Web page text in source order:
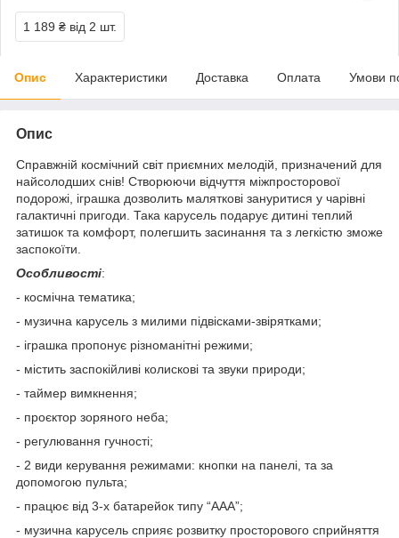
1 189 ₴ від 2 шт.
Опис Характеристики Доставка Оплата Умови
Опис
Справжній космічний світ приємних мелодій, призначений для
найсолодших снів! Створюючи відчуття міжпросторової
подорожі, іграшка дозволить маляткові зануритися у чарівні
галактичні пригоди. Така карусель подарує дитині теплий
затишок та комфорт, полегшить засинання та з легкістю зможе
заспокоїти.
Особливості:
- космічна тематика;
- музична карусель з милими підвісками-звірятками;
- іграшка пропонує різноманітні режими;
- містить заспокійливі колискові та звуки природи;
- таймер вимкнення;
- проєктор зоряного неба;
- регулювання гучності;
- 2 види керування режимами: кнопки на панелі, та за
допомогою пульта;
- працює від 3-х батарейок типу “ААА”;
- музична карусель сприяє розвитку просторового сприйняття